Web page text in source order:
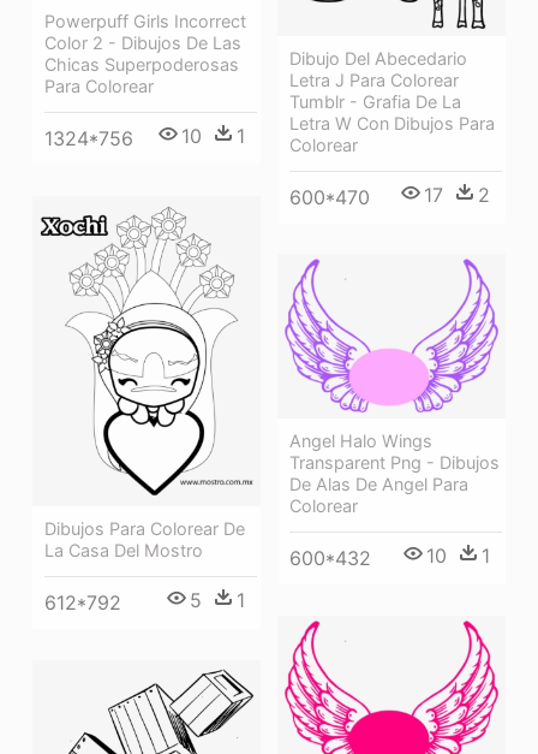
Dibujo Del Abecedario
Letra J Para Colorear
Tumblr - Grafia De La
Letra W Con Dibujos Para
Colorear
600*470 17 2
Powerpuff Girls Incorrect
Color 2 - Dibujos De Las
Chicas Superpoderosas
Para Colorear
1324*756 10 1
Dibujos Para Colorear De
La Casa Del Mostro
612*792 5 1
Angel Halo Wings
Transparent Png - Dibujos
De Alas De Angel Para
Colorear
600*432 10 1